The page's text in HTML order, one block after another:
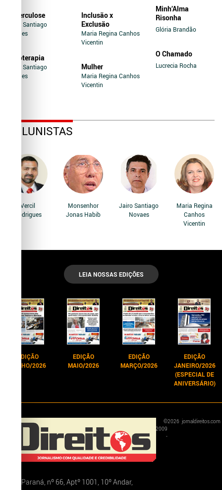
Tuberculose
Jairo Santiago
Novaes
Soroterapia
Jairo Santiago
Novaes
Inclusão x
Exclusão
Maria Regina Canhos
Vicentin
Mulher
Maria Regina Canhos
Vicentin
Minh’Alma
Risonha
Glória Brandão
O Chamado
Lucrecia Rocha
COLUNISTAS
Vercil
Rodrigues
Monsenhor
Jonas Habib
Jairo Santiago
Novaes
Maria Regina
Canhos
Vicentin
LEIA NOSSAS EDIÇÕES
EDIÇÃO
JUNHO/2026
EDIÇÃO
MAIO/2026
EDIÇÃO
MARÇO/2026
EDIÇÃO
JANEIRO/2026
(ESPECIAL DE
ANIVERSÁRIO)
Rua Paraná, nº 66, Aptº 1001, 10º Andar,
©
2009
-
2026 jornaldireitos.com